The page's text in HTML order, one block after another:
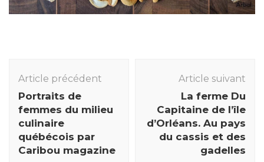
des
articles
Article précédent
Portraits de
femmes du milieu
culinaire
québécois par
Caribou magazine
Article suivant
La ferme Du
Capitaine de l’île
d’Orléans. Au pays
du cassis et des
gadelles